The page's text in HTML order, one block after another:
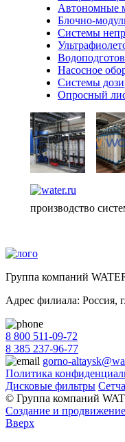
Автономные
Блочно-
Системы
Насосное
Системы
Опросный
производство
Группа компаний
Адрес филиала: Россия, г.
8 800 511-09-72
8 385 237-96-77
gorno-
Политика
Дисковые фильтры
© Группа компаний
Создание и
Вверх